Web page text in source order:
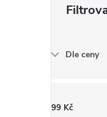
Dle ceny
99 Kč